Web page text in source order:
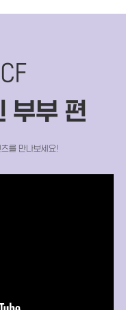
부부 편
를 만나보세요!